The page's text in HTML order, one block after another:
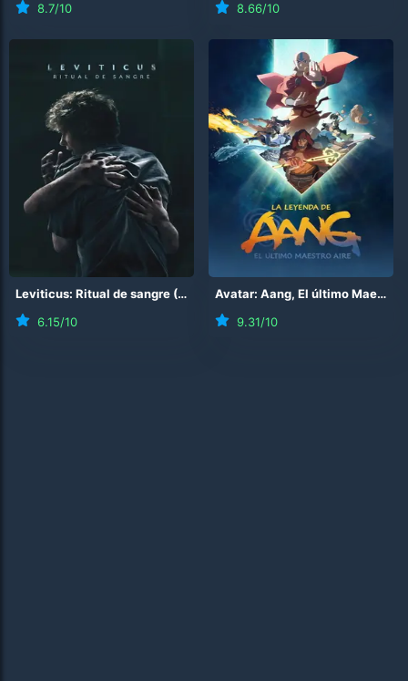
8.7/10
8.66/10
Leviticus: Ritual de sangre ( 2026
)
6.15/10
Avatar: Aang, El último Maestro Aire
9.31/10